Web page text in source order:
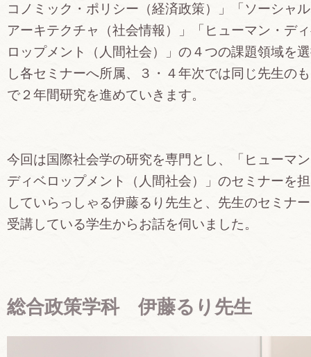
コノミック・ポリシー（経済政策）」「ソーシャ
アーキテクチャ（社会情報）」「ヒューマン・デ
ロップメント（人間社会）」の４つの課題領域を
し各セミナーへ所属、３・４年次では同じ先生の
で２年間研究を進めていきます。
今回は国際社会学の研究を専門とし、「ヒューマ
ディベロップメント（人間社会）」のセミナーを
していらっしゃる伊藤るり先生と、先生のセミナ
受講している学生からお話を伺いました。
総合政策学科 伊藤るり先生